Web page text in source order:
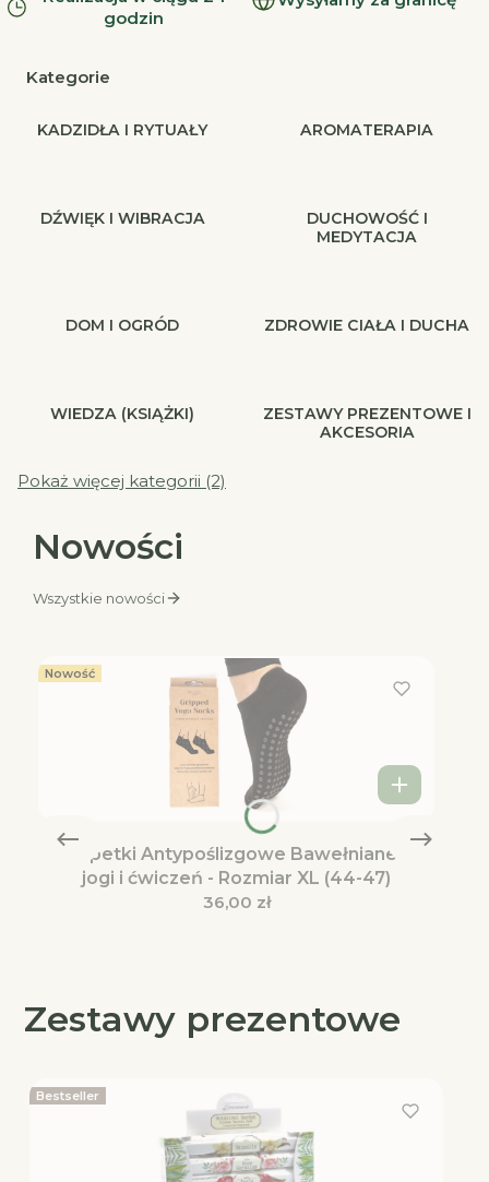
godzin
Kategorie
KADZIDŁA I RYTUAŁY AROMATERAPIA
DŹWIĘK I WIBRACJA
DUCHOWOŚĆ I
MEDYTACJA
DOM I OGRÓD ZDROWIE CIAŁA I DUCHA
WIEDZA (KSIĄŻKI)
ZESTAWY PREZENTOWE I
AKCESORIA
Pokaż więcej kategorii (2)
Nowości
Wszystkie nowości
Nowość
Skarpetki Antypoślizgowe Bawełniane do
jogi i ćwiczeń - Rozmiar XL (44-47)
Cena
36,00 zł
Zestawy prezentowe
Bestseller